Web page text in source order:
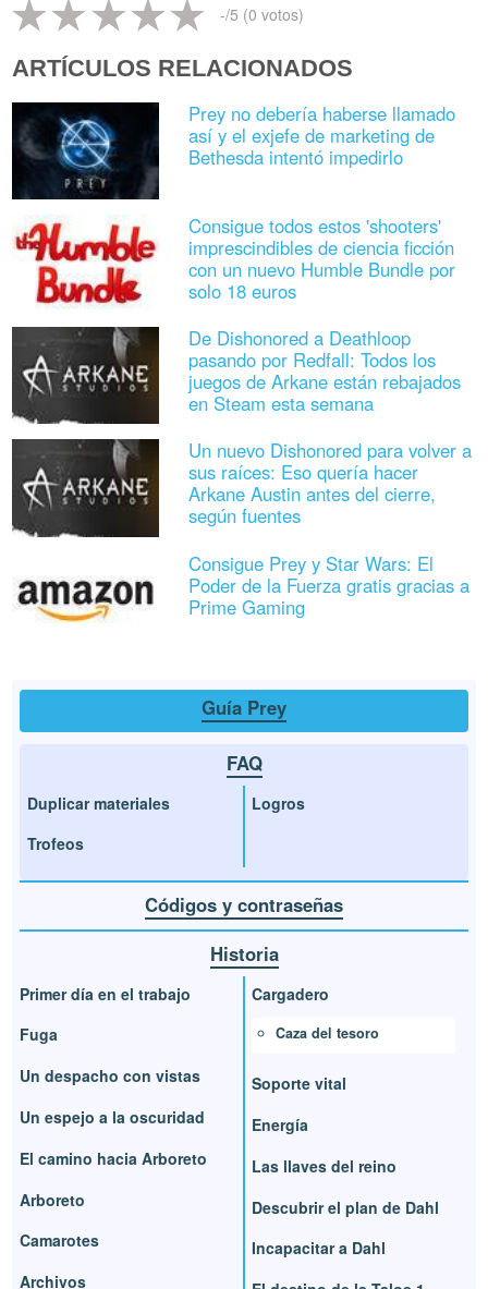
-/5 (0 votos)
ARTÍCULOS RELACIONADOS
Prey no debería haberse llamado
así y el exjefe de marketing de
Bethesda intentó impedirlo
Consigue todos estos 'shooters'
imprescindibles de ciencia ficción
con un nuevo Humble Bundle por
solo 18 euros
De Dishonored a Deathloop
pasando por Redfall: Todos los
juegos de Arkane están rebajados
en Steam esta semana
Un nuevo Dishonored para volver a
sus raíces: Eso quería hacer
Arkane Austin antes del cierre,
según fuentes
Consigue Prey y Star Wars: El
Poder de la Fuerza gratis gracias a
Prime Gaming
Guía Prey
FAQ
Duplicar materiales
Trofeos
Logros
Códigos y contraseñas
Historia
Primer día en el trabajo
Fuga
Un despacho con vistas
Un espejo a la oscuridad
El camino hacia Arboreto
Arboreto
Camarotes
Archivos
Cargadero
Caza del tesoro
Soporte vital
Energía
Las llaves del reino
Descubrir el plan de Dahl
Incapacitar a Dahl